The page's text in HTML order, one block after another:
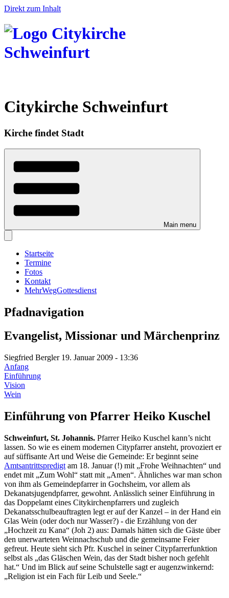
Direkt zum Inhalt
Citykirche Schweinfurt
Kirche findet Stadt
Main menu
Startseite
Termine
Fotos
Kontakt
MehrWegGottesdienst
Pfadnavigation
Evangelist, Missionar und Märchenprinz
Siegfried Bergler 19. Januar 2009 - 13:36
Anfang
Einführung
Vision
Wein
Einführung von Pfarrer Heiko Kuschel
Schweinfurt, St. Johannis. Pfarrer Heiko Kuschel kann’s nicht
lassen. So wie es einem modernen Citypfarrer ansteht, provoziert er
auf süffisante Art und Weise die Gemeinde: Er beginnt seine
Amtsantrittspredigt am 18. Januar (!) mit „Frohe Weihnachten“ und
endet mit „Zum Wohl“ statt mit „Amen“. Ähnliches war man schon
von ihm als Gemeindepfarrer in Gochsheim, vor allem als
Dekanatsjugendpfarrer, gewohnt. Anlässlich seiner Einführung in
das Doppelamt eines Citykirchenpfarrers und zugleich
Dekanatsschulbeauftragten legt er auf der Kanzel – in der Hand ein
Glas Wein (oder doch nur Wasser?) - die Erzählung von der
„Hochzeit zu Kana“ (Joh 2) aus: Damals hätten sich die Gäste über
den unerwarteten Weinnachschub und die gemeinsame Feier
gefreut. Heute sieht sich Pfr. Kuschel in seiner Citypfarrerfunktion
selbst als „das Gläschen Wein, das der Stadt bisher noch gefehlt
hat.“ Und im Blick auf seine Schulstelle sagt er augenzwinkernd:
„Religion ist ein Fach für Leib und Seele.“